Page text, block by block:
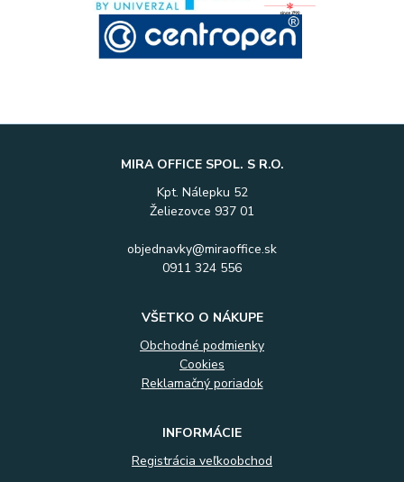
MIRA OFFICE SPOL. S R.O.
Kpt. Nálepku 52
Želiezovce 937 01
objednavky@miraoffice.sk
0911 324 556
VŠETKO O NÁKUPE
Obchodné podmienky
Cookies
Reklamačný poriadok
INFORMÁCIE
Registrácia veľkoobchod